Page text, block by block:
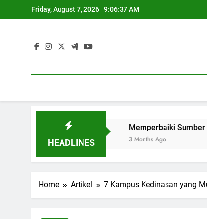
to
Friday, August 7, 2026 9:06:38 AM
HEADLINES
Memperbaiki Sumber Soal
3 Months Ago
Home Artikel 7 Kampus Kedinasan yang